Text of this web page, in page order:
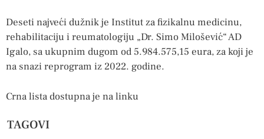
Deseti najveći dužnik je Institut za fizikalnu medicinu,
rehabilitaciju i reumatologiju „Dr. Simo Milošević“ AD
Igalo, sa ukupnim dugom od 5.984.575,15 eura, za koji je
na snazi reprogram iz 2022. godine.
Crna lista dostupna je na linku
TAGOVI